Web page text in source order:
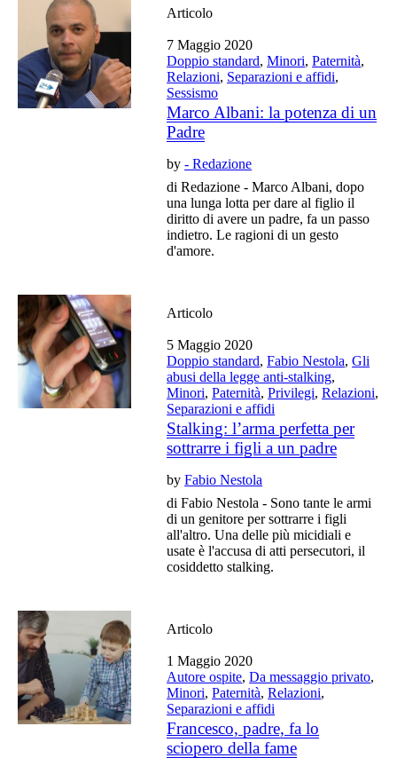
Articolo
7 Maggio 2020
Doppio standard,Minori,Paternità,
Relazioni, Separazioni e affidi,
Sessismo
Marco Albani: la potenza di un
Padre
by- Redazione
di Redazione - Marco Albani, dopo
una lunga lotta per dare al figlio il
diritto di avere un padre, fa un passo
indietro. Le ragioni di un gesto
d'amore.
Articolo
5 Maggio 2020
Doppio standard,Fabio Nestola,Gli
abusi della legge anti-stalking,
Minori,Paternità,Privilegi,Relazioni,
Separazioni e affidi
Stalking: l’arma perfetta per
sottrarre i figli a un padre
byFabio Nestola
di Fabio Nestola - Sono tante le armi
di un genitore per sottrarre i figli
all'altro. Una delle più micidiali e
usate è l'accusa di atti persecutori, il
cosiddetto stalking.
Articolo
1 Maggio 2020
Autore ospite,Da messaggio privato,
Minori,Paternità,Relazioni,
Separazioni e affidi
Francesco, padre, fa lo
sciopero della fame